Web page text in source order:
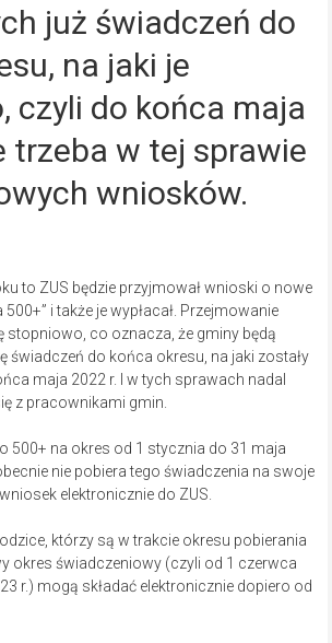
już świadczeń do
na jaki je
czyli do końca maja
trzeba w tej sprawie
wniosków.
to ZUS będzie przyjmował wnioski o nowe
i także je wypłacał. Przejmowanie
stopniowo, co oznacza, że gminy będą
świadczeń do końca okresu, na jaki zostały
maja 2022 r. I w tych sprawach nadal
z pracownikami gmin.
500+ na okres od 1 stycznia do 31 maja
nie pobiera tego świadczenia na swoje
elektronicznie do ZUS.
którzy są w trakcie okresu pobierania
okres świadczeniowy (czyli od 1 czerwca
r.) mogą składać elektronicznie dopiero od